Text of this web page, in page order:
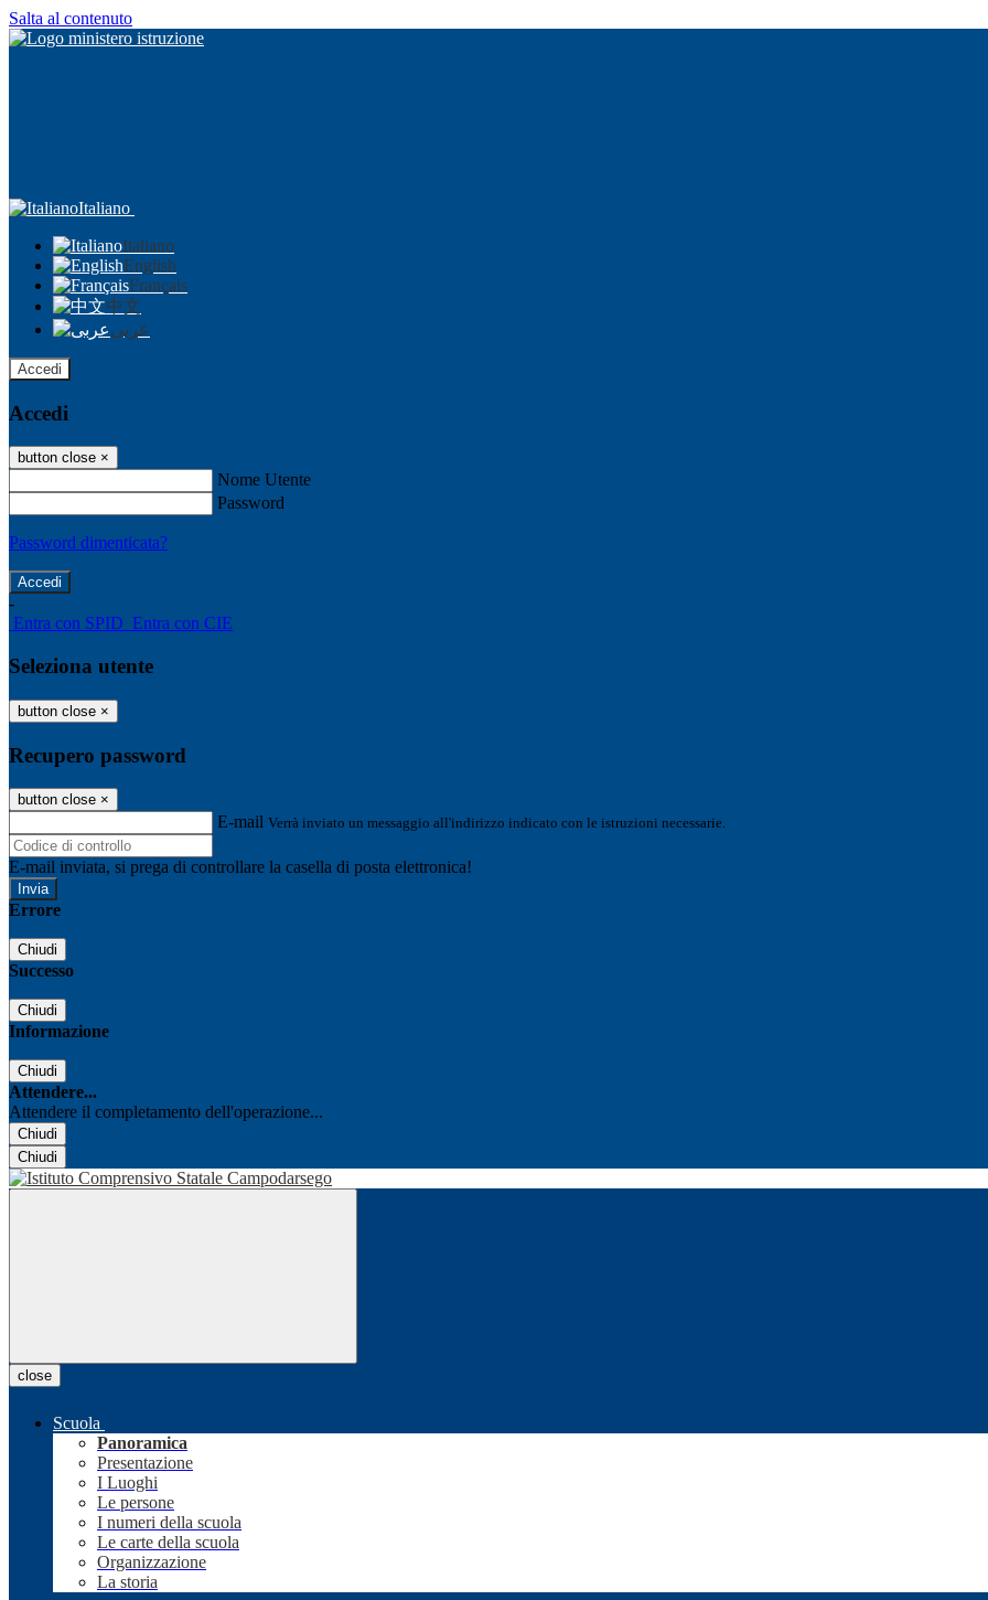
Salta al contenuto
Italiano
Italiano
English
Français
中文
عربى
Accedi
Accedi
button close ×
Nome Utente
Password
Password dimenticata?
-
Entra con SPID Entra con CIE
Seleziona utente
button close ×
Recupero password
button close ×
E-mail Verrà inviato un messaggio all'indirizzo indicato con le istruzioni necessarie.
E-mail inviata, si prega di controllare la casella di posta elettronica!
Errore
Chiudi
Successo
Chiudi
Informazione
Chiudi
Attendere...
Attendere il completamento dell'operazione...
Chiudi
Chiudi
close
Scuola
Panoramica
Presentazione
I Luoghi
Le persone
I numeri della scuola
Le carte della scuola
Organizzazione
La storia